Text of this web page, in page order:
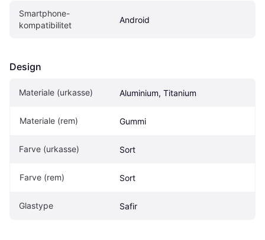
Smartphone-
kompatibilitet
Android
Design
Materiale (urkasse) Aluminium, Titanium
Materiale (rem) Gummi
Farve (urkasse) Sort
Farve (rem) Sort
Glastype Safir